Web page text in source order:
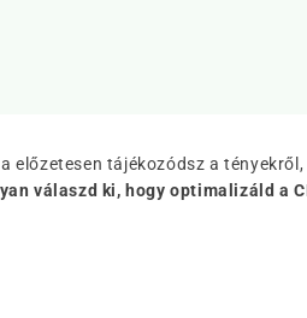
előzetesen tájékozódsz a
válaszd ki, hogy optimalizáld a